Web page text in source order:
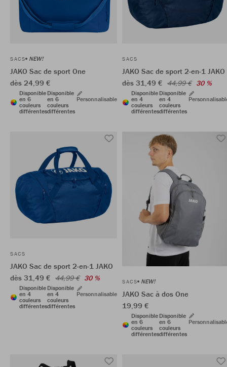
SACS NEW!
JAKO Sac de sport One
dès 24,99 €
Disponible
en 6
couleurs
différentes
Disponible
en 6
couleurs
différentes
Personnalisable
SACS
JAKO Sac de sport 2-en-1 JAKO
dès 31,49 € 44,99 € 30 %
Disponible
en 4
couleurs
différentes
Disponible
en 4
couleurs
différentes
SACS
JAKO Sac de sport 2-en-1 JAKO
dès 31,49 € 44,99 € 30 %
Disponible
en 4
couleurs
différentes
Disponible
en 4
couleurs
différentes
Personnalisable
SACS NEW!
JAKO Sac à dos One
19,99 €
Disponible
en 6
couleurs
différentes
Disponible
en 6
couleurs
différentes